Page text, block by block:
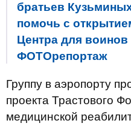
братьев
помочь с
Центра для воинов
ФОТОрепортаж
Группу в аэропорту
проекта Трастового
медицинской